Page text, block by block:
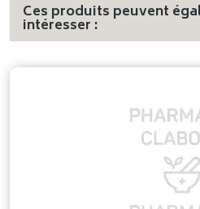
Ces produits peuvent
intéresser :